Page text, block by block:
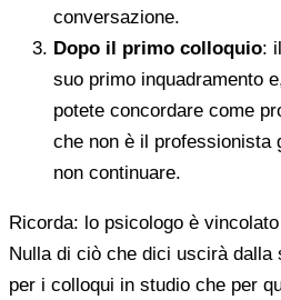
conversazione.
Dopo il primo colloquio:
suo primo inquadramento
potete concordare come
che non è il professionista
non continuare.
Ricorda: lo psicologo è
Nulla di ciò che dici uscirà dalla
per i colloqui in studio che per